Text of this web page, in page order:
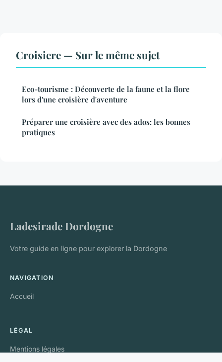
Croisiere — Sur le même sujet
Eco-tourisme : Découverte de la faune et la flore
lors d'une croisière d'aventure
Préparer une croisière avec des ados: les bonnes
pratiques
Ladesirade Dordogne
Votre guide en ligne pour explorer la Dordogne
NAVIGATION
Accueil
LÉGAL
Mentions légales